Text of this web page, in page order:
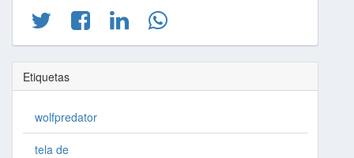
Etiquetas
wolfpredator
tela de